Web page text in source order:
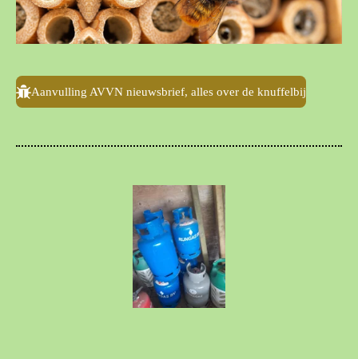
Aanvulling AVVN nieuwsbrief, alles over de knuffelbij